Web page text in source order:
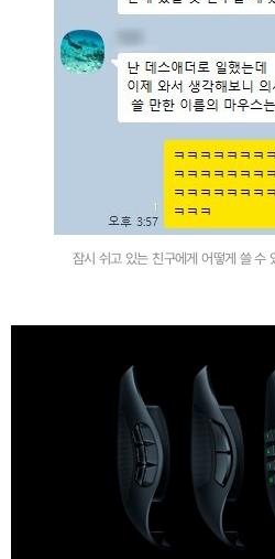
잠시 쉬고 있는 친구에게 어떻게 쓸 수